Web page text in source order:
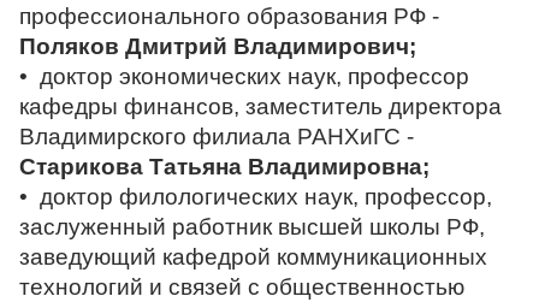
профессионального образования РФ -
Поляков Дмитрий Владимирович;
• доктор экономических наук, профессор
кафедры финансов, заместитель директора
Владимирского филиала РАНХиГС -
Старикова Татьяна Владимировна;
• доктор филологических наук, профессор,
заслуженный работник высшей школы РФ,
заведующий кафедрой коммуникационных
технологий и связей с общественностью